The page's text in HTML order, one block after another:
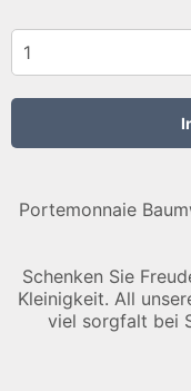
Portemonnaie
Schenken Sie
Kleinigkeit. All
viel sorgfalt bei